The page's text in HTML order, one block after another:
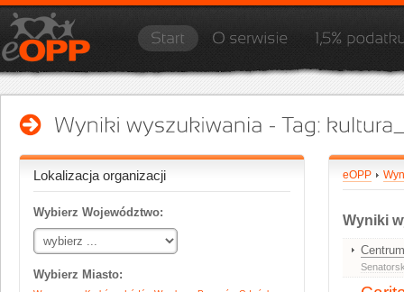
Lokalizacja organizacji
Wybierz Województwo:
Wybierz Miasto:
eOPP
Wyniki